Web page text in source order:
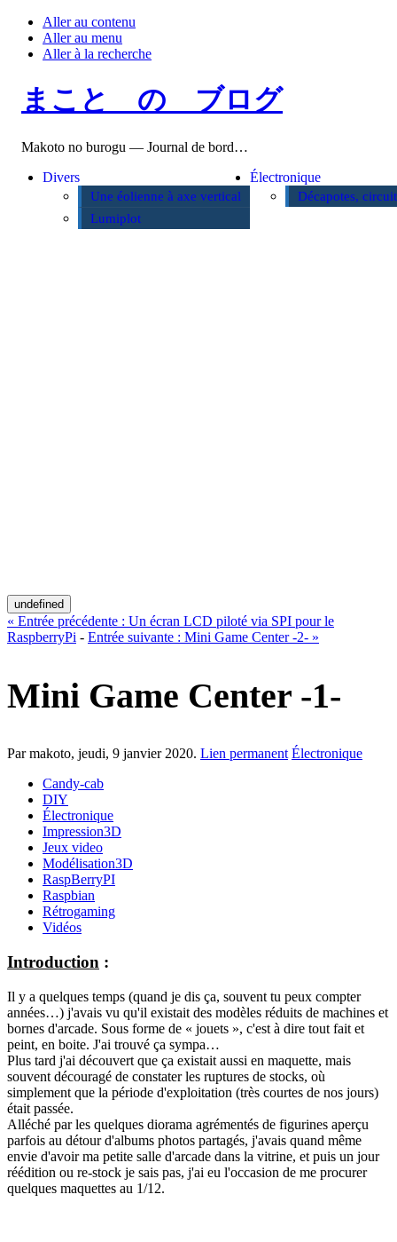
Aller au contenu
Aller au menu
Aller à la recherche
まこと の ブログ
Makoto no burogu — Journal de bord…
Divers
Une éolienne à axe vertical
Lumiplot
Électronique
Décapotes,
undefined
« Entrée précédente : Un écran LCD piloté via SPI pour le
RaspberryPi - Entrée suivante : Mini Game Center -2- »
Mini Game Center -1-
Par makoto, jeudi, 9 janvier 2020. Lien permanent Électronique
Candy-cab
DIY
Électronique
Impression3D
Jeux video
Modélisation3D
RaspBerryPI
Raspbian
Rétrogaming
Vidéos
Introduction :
Il y a quelques temps (quand je dis ça, souvent tu peux compter
années…) j'avais vu qu'il existait des modèles réduits de machines et
bornes d'arcade. Sous forme de « jouets », c'est à dire tout fait et
peint, en boite. J'ai trouvé ça sympa…
Plus tard j'ai découvert que ça existait aussi en maquette, mais
souvent découragé de constater les ruptures de stocks, où
simplement que la période d'exploitation (très courtes de nos jours)
était passée.
Alléché par les quelques diorama agrémentés de figurines aperçu
parfois au détour d'albums photos partagés, j'avais quand même
envie d'avoir ma petite salle d'arcade dans la vitrine, et puis un jour
réédition ou re-stock je sais pas, j'ai eu l'occasion de me procurer
quelques maquettes au 1/12.